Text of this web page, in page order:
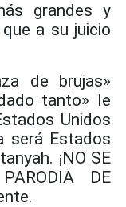
grandes y
a su juicio
de brujas»
tanto» le
Unidos
será Estados
¡NO SE
DE